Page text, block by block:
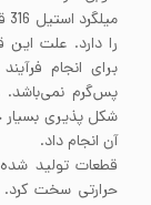
را دارد. علت این
پس‌گرم نمی‌باشد.
شکل پذیری بسیار
آن انجام داد.